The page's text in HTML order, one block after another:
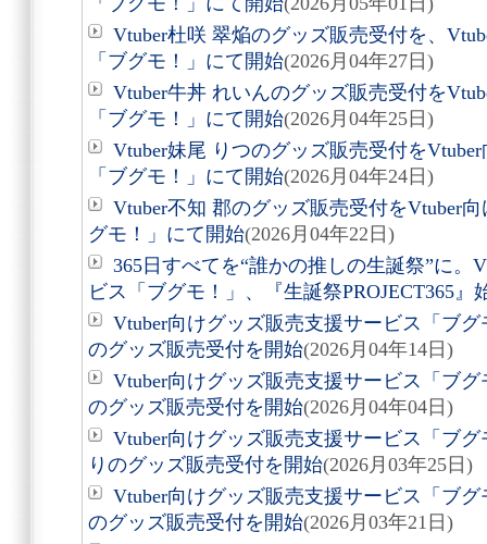
Vtuber杜咲 翠焔のグッズ販売受付を、
「ブグモ！」にて開始(2026月04年27日)
Vtuber牛丼 れいんのグッズ販売受付を
「ブグモ！」にて開始(2026月04年25日)
Vtuber妹尾 りつのグッズ販売受付を
「ブグモ！」にて開始(2026月04年24日)
Vtuber不知 郡のグッズ販売受付をVtuber
グモ！」にて開始(2026月04年22日)
365日すべてを“誰かの推しの生誕祭”に。
ビス「ブグモ！」、『生誕祭PROJECT365』
Vtuber向けグッズ販売支援サービス「ブ
のグッズ販売受付を開始(2026月04年14日)
Vtuber向けグッズ販売支援サービス「ブ
のグッズ販売受付を開始(2026月04年04日)
Vtuber向けグッズ販売支援サービス「ブ
りのグッズ販売受付を開始(2026月03年25日)
Vtuber向けグッズ販売支援サービス「ブ
のグッズ販売受付を開始(2026月03年21日)